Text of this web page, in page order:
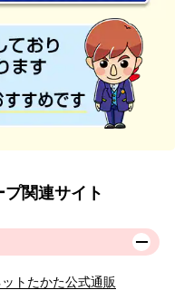
関連サイト
トたかた公式通販